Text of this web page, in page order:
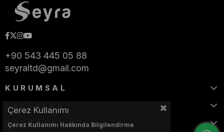
+90 543 445 05 88
seyraltd@gmail.com
KURUMSAL
SAYFALAR
KATEGORİLER
Çerez Kullanımı
Çerez Kullanımı Hakkında Bilgilendirme